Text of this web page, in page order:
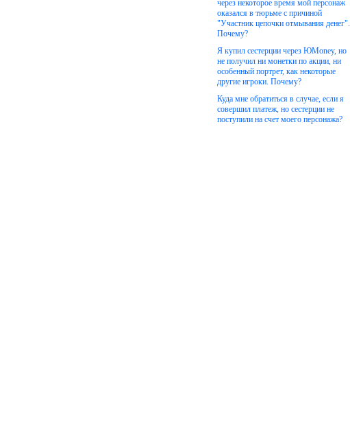
через некоторое время мой персонаж
оказался в тюрьме с причиной
"Участник цепочки отмывания денег".
Почему?
Я купил сестерции через ЮMoney, но
не получил ни монетки по акции, ни
особенный портрет, как некоторые
другие игроки. Почему?
Куда мне обратиться в случае, если я
совершил платеж, но сестерции не
поступили на счет моего персонажа?